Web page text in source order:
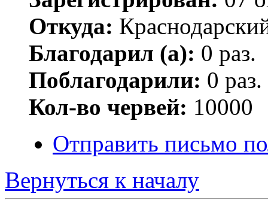
Откуда:
Благодарил (а): 0 раз.
Поблагодарили: 0 раз.
Кол-во червей: 10000
Отправить письмо
Вернуться к началу